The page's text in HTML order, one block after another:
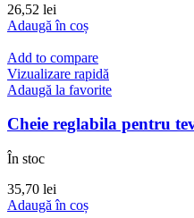
26,52 lei
Adaugă în coș
Add to compare
Vizualizare rapidă
Adaugă la favorite
Cheie reglabila pentru
În stoc
35,70 lei
Adaugă în coș